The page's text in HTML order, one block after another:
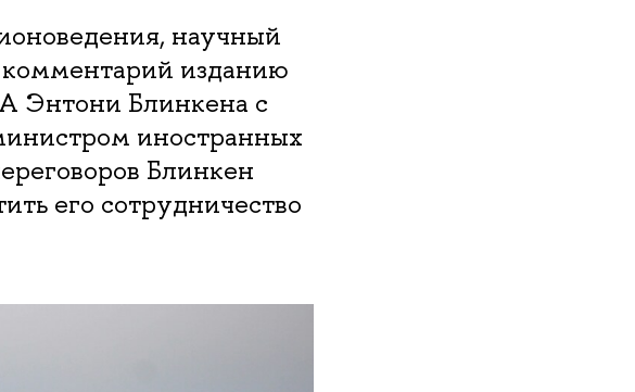
научный
изданию
Энтони Блинкена с
иностранных
Блинкен
его сотрудничество